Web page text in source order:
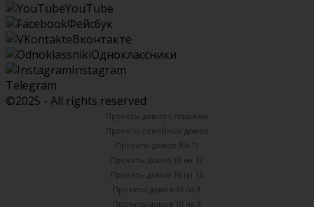
YouTube
Фейсбук
Вконтакте
Одноклассники
Instagram
Telegram
©2025 - All rights reserved
Проекты домов с гаражом
Проекты семейных домов
Проекты домов 10х10
Проекты домов 10 на 12
Проекты домов 10 на 15
Проекты домов 10 на 8
Проекты домов 10 на 9